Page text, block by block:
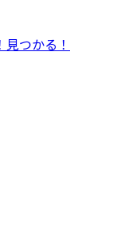
つかる！